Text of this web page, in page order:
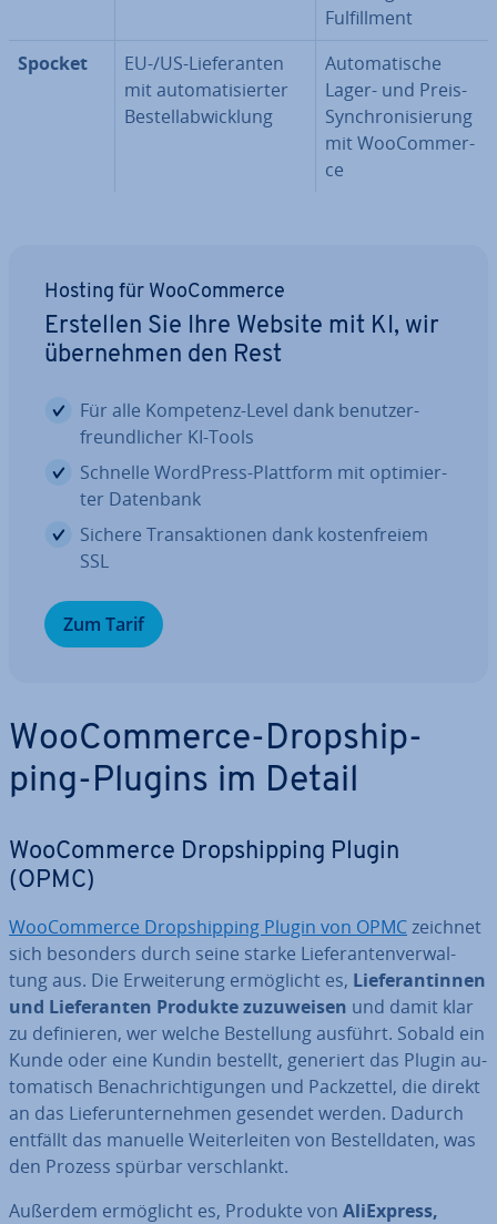
Ful­fill­ment
Spocket
EU-/US-Lie­fe­ran­ten
mit au­to­ma­ti­sier­ter
Be­stell­ab­wick­lung
Au­to­ma­ti­sche
Lager- und Preis-
Syn­chro­ni­sie­rung
mit Woo­Com­mer­
ce
Hosting für Woo­Com­mer­ce
Erstellen Sie Ihre Website mit KI, wir
über­neh­men den Rest
Für alle Kompetenz-Level dank be­nut­zer­
freund­li­cher KI-Tools
Schnelle WordPress-Plattform mit op­ti­mier­
ter Datenbank
Sichere Trans­ak­tio­nen dank kos­ten­frei­em
SSL
Zum Tarif
Woo­Com­mer­ce-Drop­ship­
ping-Plugins im Detail
Woo­Com­mer­ce Drop­ship­ping Plugin
(OPMC)
Woo­Com­mer­ce Drop­ship­ping Plugin von OPMCzeichnet
sich besonders durch seine starke Lie­fe­ran­ten­ver­wal­
tung aus. Die Er­wei­te­rung er­mög­licht es, Lie­fe­ran­tin­nen
und Lie­fe­ran­ten Produkte zu­zu­wei­sen und damit klar
zu de­fi­nie­ren, wer welche Be­stel­lung ausführt. Sobald ein
Kunde oder eine Kundin bestellt, generiert das Plugin au­
to­ma­tisch Be­nach­rich­ti­gun­gen und Pack­zet­tel, die direkt
an das Lie­fer­un­ter­neh­men gesendet werden. Dadurch
entfällt das manuelle Wei­ter­lei­ten von Be­stell­da­ten, was
den Prozess spürbar ver­schlankt.
Außerdem er­mög­licht es, Produkte von Ali­Ex­press,